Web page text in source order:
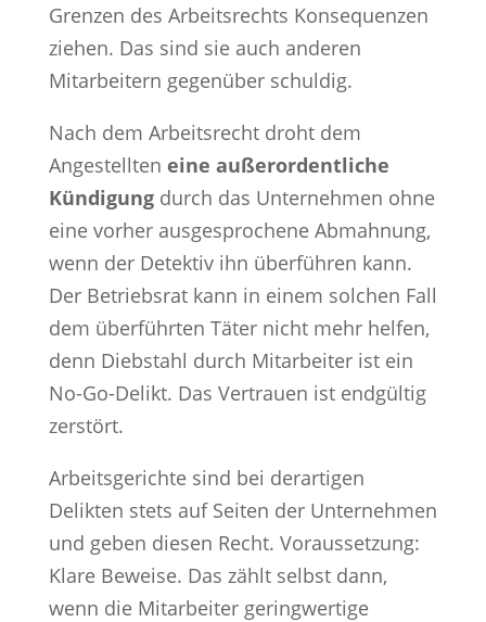
Grenzen des Arbeitsrechts Konsequenzen
ziehen. Das sind sie auch anderen
Mitarbeitern gegenüber schuldig.
Nach dem Arbeitsrecht droht dem
Angestellten eine außerordentliche
Kündigungdurch das Unternehmen ohne
eine vorher ausgesprochene Abmahnung,
wenn der Detektiv ihn überführen kann.
Der Betriebsrat kann in einem solchen Fall
dem überführten Täter nicht mehr helfen,
denn Diebstahl durch Mitarbeiter ist ein
No-Go-Delikt. Das Vertrauen ist endgültig
zerstört.
Arbeitsgerichte sind bei derartigen
Delikten stets auf Seiten der Unternehmen
und geben diesen Recht. Voraussetzung:
Klare Beweise. Das zählt selbst dann,
wenn die Mitarbeiter geringwertige